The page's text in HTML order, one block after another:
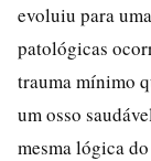
evoluiu para
patológicas
trauma mínimo
um osso
mesma lógica